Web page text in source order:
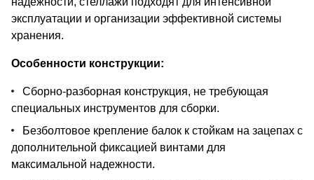
эксплуатации и организации эффективной системы
хранения.
Особенности конструкции:
Сборно-разборная конструкция, не требующая
специальных инструментов для сборки.
Безболтовое крепление балок к стойкам на зацепах с
дополнительной фиксацией винтами для
максимальной надежности.